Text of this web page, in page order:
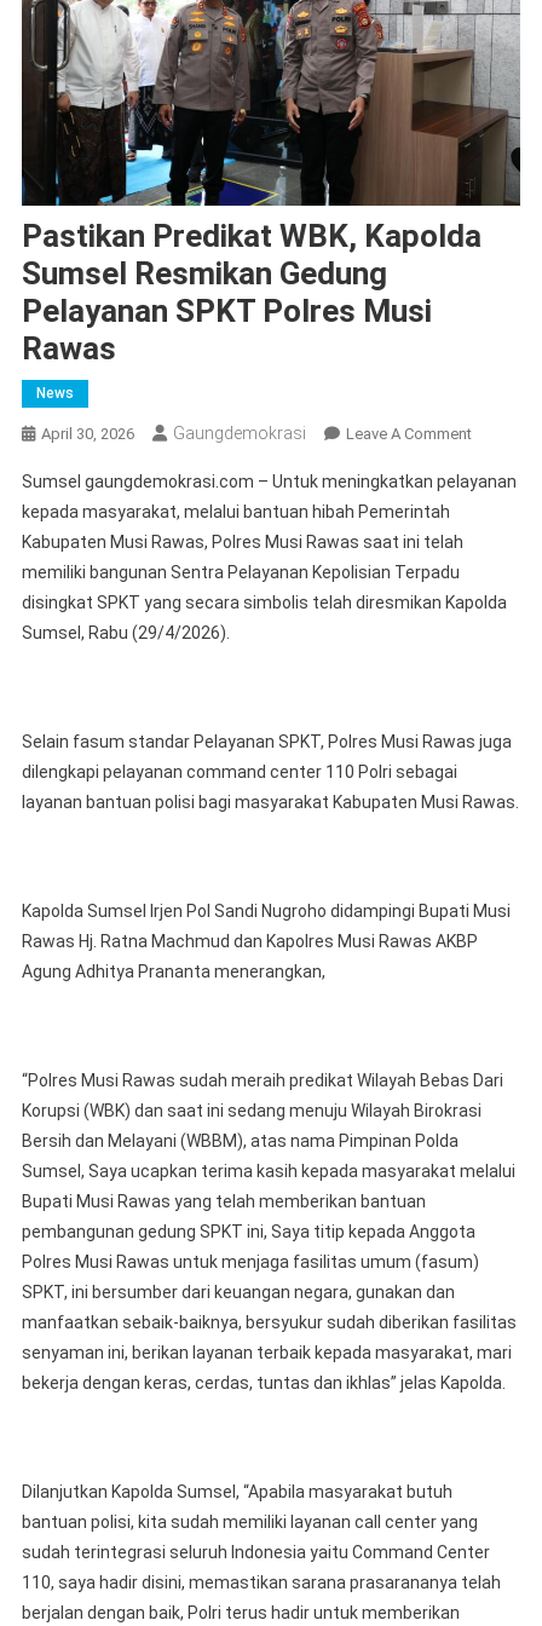
Pastikan Predikat WBK, Kapolda
Sumsel Resmikan Gedung
Pelayanan SPKT Polres Musi
Rawas
News
April 30, 2026 Gaungdemokrasi Leave A CommentOn
Predikat
Resmikan
Musi
Sumsel gaungdemokrasi.com – Untuk meningkatkan pelayanan
kepada masyarakat, melalui bantuan hibah Pemerintah
Kabupaten Musi Rawas, Polres Musi Rawas saat ini telah
memiliki bangunan Sentra Pelayanan Kepolisian Terpadu
disingkat SPKT yang secara simbolis telah diresmikan Kapolda
Sumsel, Rabu (29/4/2026).
Selain fasum standar Pelayanan SPKT, Polres Musi Rawas juga
dilengkapi pelayanan command center 110 Polri sebagai
layanan bantuan polisi bagi masyarakat Kabupaten Musi Rawas.
Kapolda Sumsel Irjen Pol Sandi Nugroho didampingi Bupati Musi
Rawas Hj. Ratna Machmud dan Kapolres Musi Rawas AKBP
Agung Adhitya Prananta menerangkan,
“Polres Musi Rawas sudah meraih predikat Wilayah Bebas Dari
Korupsi (WBK) dan saat ini sedang menuju Wilayah Birokrasi
Bersih dan Melayani (WBBM), atas nama Pimpinan Polda
Sumsel, Saya ucapkan terima kasih kepada masyarakat melalui
Bupati Musi Rawas yang telah memberikan bantuan
pembangunan gedung SPKT ini, Saya titip kepada Anggota
Polres Musi Rawas untuk menjaga fasilitas umum (fasum)
SPKT, ini bersumber dari keuangan negara, gunakan dan
manfaatkan sebaik-baiknya, bersyukur sudah diberikan fasilitas
senyaman ini, berikan layanan terbaik kepada masyarakat, mari
bekerja dengan keras, cerdas, tuntas dan ikhlas” jelas Kapolda.
Dilanjutkan Kapolda Sumsel, “Apabila masyarakat butuh
bantuan polisi, kita sudah memiliki layanan call center yang
sudah terintegrasi seluruh Indonesia yaitu Command Center
110, saya hadir disini, memastikan sarana prasarananya telah
berjalan dengan baik, Polri terus hadir untuk memberikan